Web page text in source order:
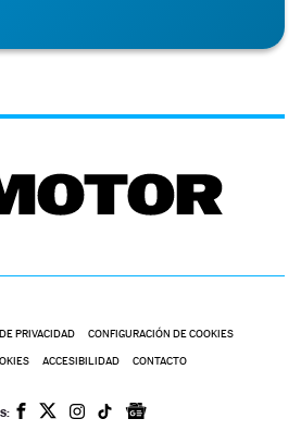
PRIVACIDAD CONFIGURACIÓN DE COOKIES
ACCESIBILIDAD CONTACTO